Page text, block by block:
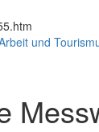
und
schließen
und